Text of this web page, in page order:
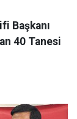
Başkanı
40 Tanesi